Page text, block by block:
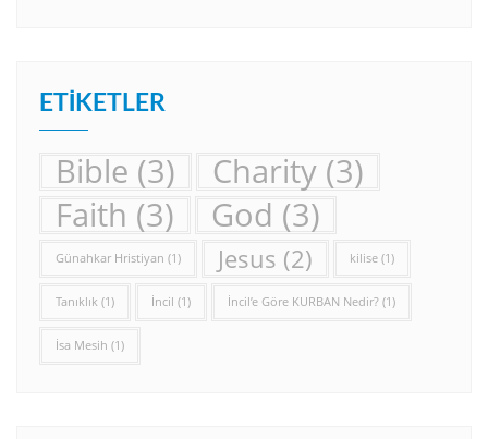
ETIKETLER
Bible (3) Charity (3)
Faith (3) God (3)
Günahkar Hristiyan (1) Jesus (2) kilise (1)
Tanıklık (1) İncil (1) İncil’e Göre KURBAN Nedir? (1)
İsa Mesih (1)